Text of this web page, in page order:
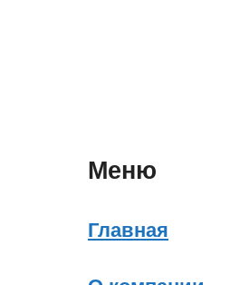
Меню
Главная